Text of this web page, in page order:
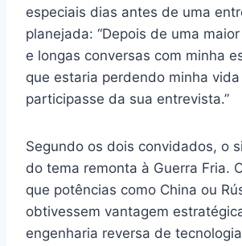
especiais dias antes de uma
planejada: “Depois de uma
e longas conversas com minha
que estaria perdendo minha vida
participasse da sua entrevista.”
Segundo os dois convidados, o
do tema remonta à Guerra Fria.
que potências como China ou
obtivessem vantagem
engenharia reversa de